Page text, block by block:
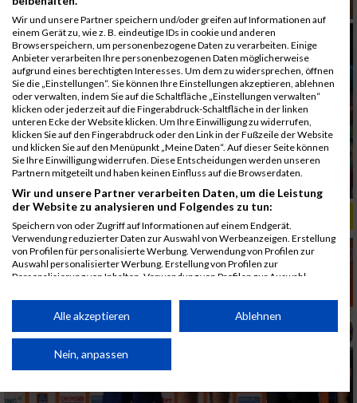
ALBUM B2RUN MÜNCHEN, B2RUN / 16.07.2019
Wir und unsere Partner speichern und/oder greifen auf Informationen auf
einem Gerät zu, wie z. B. eindeutige IDs in cookie und anderen
Browserspeichern, um personenbezogene Daten zu verarbeiten. Einige
Anbieter verarbeiten Ihre personenbezogenen Daten möglicherweise
aufgrund eines berechtigten Interesses. Um dem zu widersprechen, öffnen
Sie die „Einstellungen“. Sie können Ihre Einstellungen akzeptieren, ablehnen
oder verwalten, indem Sie auf die Schaltfläche „Einstellungen verwalten“
klicken oder jederzeit auf die Fingerabdruck-Schaltfläche in der linken
unteren Ecke der Website klicken. Um Ihre Einwilligung zu widerrufen,
klicken Sie auf den Fingerabdruck oder den Link in der Fußzeile der Website
und klicken Sie auf den Menüpunkt „Meine Daten“. Auf dieser Seite können
Sie Ihre Einwilligung widerrufen. Diese Entscheidungen werden unseren
Partnern mitgeteilt und haben keinen Einfluss auf die Browserdaten.
Wir und unsere Partner verarbeiten Daten, um die Leistung
der Website zu analysieren und Folgendes zu tun:
Speichern von oder Zugriff auf Informationen auf einem Endgerät.
Verwendung reduzierter Daten zur Auswahl von Werbeanzeigen. Erstellung
von Profilen für personalisierte Werbung. Verwendung von Profilen zur
Auswahl personalisierter Werbung. Erstellung von Profilen zur
Personalisierung von Inhalten. Verwendung von Profilen zur Auswahl
Performance von Inhalten. Analyse von Zielgruppen durch Statistiken oder
Kombinationen von Daten aus verschiedenen Quellen. Entwicklung und
von Inhalten.
Daten können außerhalb der Europäischen Union weitergegeben und in die
Website/App.
Alle akzeptieren Ablehnen
Nein, anpassen